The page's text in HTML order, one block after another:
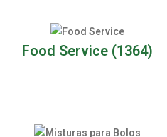
Food Service (1364)